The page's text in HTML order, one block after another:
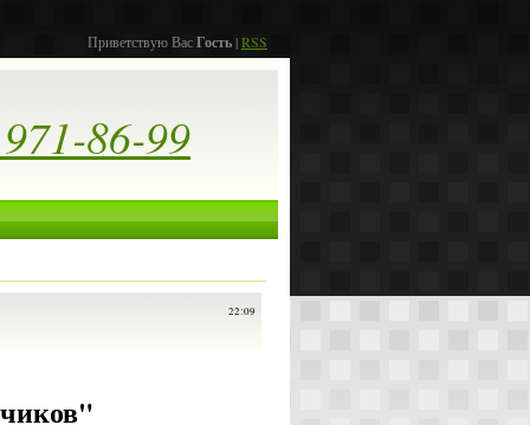
Приветствую ВасГость|RSS
86-99
22:09